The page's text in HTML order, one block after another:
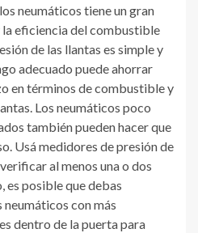
neumáticos tiene un gran
eficiencia del combustible
de las llantas es simple y
adecuado puede ahorrar
en términos de combustible y
Los neumáticos poco
también pueden hacer que
Usá medidores de presión de
al menos una o dos
es posible que debas
con más
dentro de la puerta para